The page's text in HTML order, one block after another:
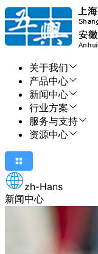
关于我们
产品中心
新闻中心
行业方案
服务与支持
资源中心
zh-Hans
新闻中心